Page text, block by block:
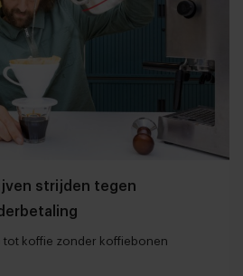
strijden tegen
tot koffie zonder koffiebonen